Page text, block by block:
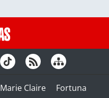
Marie Claire
Fortuna